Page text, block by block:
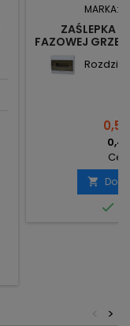
MARKA:
ZAŚLEPKA
FAZOWEJ
0,58


>
<